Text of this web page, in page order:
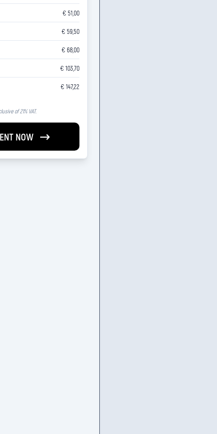
€ 51,00
€ 59,50
€ 68,00
€ 103,70
€ 147,22
of 21% VAT.
NOW